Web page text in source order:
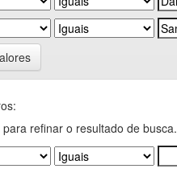
para refinar o resultado de busca.